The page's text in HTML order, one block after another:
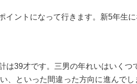
ントになって行きます。新5年生
は39才です。三男の年れいはいくつ
といった間違った方向に進んで